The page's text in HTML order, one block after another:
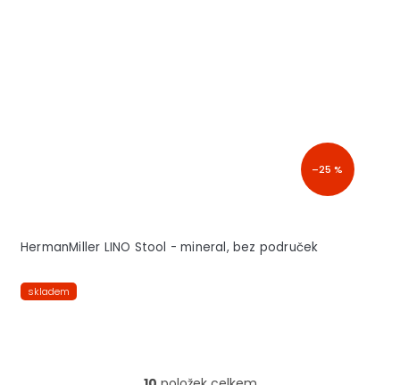
–25 %
HermanMiller LINO Stool - mineral, bez područek
skladem